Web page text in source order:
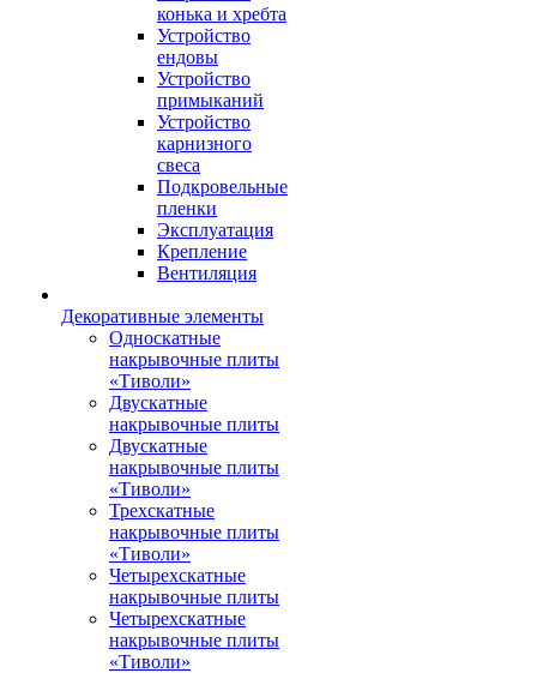
конька и хребта
Устройство
ендовы
Устройство
примыканий
Устройство
карнизного
свеса
Подкровельные
пленки
Эксплуатация
Крепление
Вентиляция
Декоративные элементы
Односкатные
накрывочные плиты
«Тиволи»
Двускатные
накрывочные плиты
Двускатные
накрывочные плиты
«Тиволи»
Трехскатные
накрывочные плиты
«Тиволи»
Четырехскатные
накрывочные плиты
Четырехскатные
накрывочные плиты
«Тиволи»